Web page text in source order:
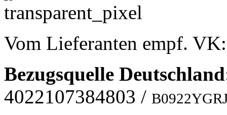
Vom Lieferanten empf.
Bezugsquelle Deutschland
4022107384803 /